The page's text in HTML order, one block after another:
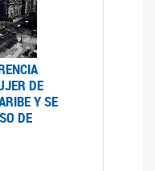
DE
Y SE
DE